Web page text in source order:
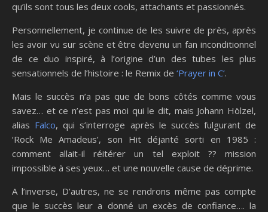
qu’ils sont tous les deux cools, attachants et passionnés.
Personnellement, je continue de les suivre de près, après
les avoir vu sur scène et être devenu un fan inconditionnel
de ce duo inspiré, à l’origine d’un des tubes les plus
sensationnels de l’histoire : le Remix de ‘Prayer in C’.
Mais le succès n’a pas que de bons côtés comme vous
savez… et ce n’est pas moi qui le dit, mais Johann Hölzel,
alias Falco, qui s’interroge après le succès fulgurant de
‘Rock Me Amadeus’, son Hit déjanté sorti en 1985 :
comment allait-il réitérer un tel exploit ?? mission
impossible à ses yeux… et une nouvelle cause de déprime.
A l’inverse, D’autres, ne se rendrons même pas compte
que le succès leur a donné un excès de confiance…. la